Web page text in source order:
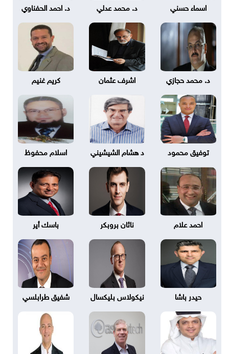
اسماء حسني د. محمد عدلي د. احمد الحفناوي
د. محمد حجازي اشرف عثمان كريم غنيم
توفيق محمود د هشام الشيشيني اسلام محفوظ
احمد علام ناثان بروبكر باسك أير
حيدر باشا نيكولاس بليكسال شفيق طرابلسي